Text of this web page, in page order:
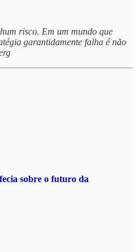
risco. Em um mundo que
garantidamente falha é não
sobre o futuro da